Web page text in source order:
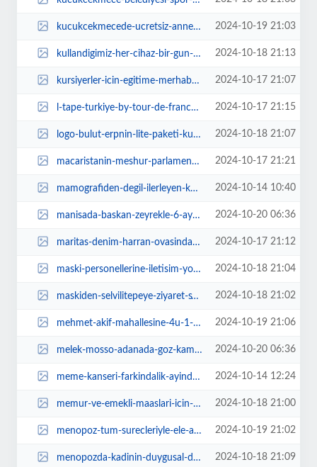
kucukcekmecede-ucretsiz-anne-taksi-hizmeti-basladi-9T5zRtkW.jpg 2024-10-19 21:03
kullandigimiz-her-cihaz-bir-gun-e-atik-olacak-KZs855sW.jpg 2024-10-18 21:13
kursiyerler-icin-egitime-merhaba-senligi-sJyCyWDV.jpg 2024-10-17 21:07
l-tape-turkiye-by-tour-de-france-kapsaminda-daha-yesil-bir-gelecek-icin-pedal... 2024-10-17 21:15
logo-bulut-erpnin-lite-paketi-kullanima-sunuldu-62ikS7kx.jpg 2024-10-18 21:07
macaristanin-meshur-parlamentosu-istanbulda-imNixSTf.jpg 2024-10-17 21:21
mamografiden-degil-ilerleyen-kanserden-korkulmali-XJka1njJ.jpg 2024-10-14 10:40
manisada-baskan-zeyrekle-6-ayda-buyuk-degisim-uajScpbN.webp 2024-10-20 06:36
maritas-denim-harran-ovasinda-ikinci-rejeneratif-pamuk-hasadini-gerceklestird... 2024-10-17 21:12
maski-personellerine-iletisim-yonetimi-egitimi-verildi-AG7UK8uP.jpg 2024-10-18 21:04
maskiden-selvilitepeye-ziyaret-sTcUn2bc.jpg 2024-10-18 21:02
mehmet-akif-mahallesine-4u-1-arada-hizmet-SwepMPF1.jpg 2024-10-19 21:06
melek-mosso-adanada-goz-kamastirdi-QJO4d7VB.webp 2024-10-20 06:36
meme-kanseri-farkindalik-ayinda-uzmanindan-uyarilar-C1875cTt.jpg 2024-10-14 12:24
memur-ve-emekli-maaslari-icin-zam-oranlari-ne-olacak-JPR25XJg.webp 2024-10-18 21:00
menopoz-tum-surecleriyle-ele-alindi-PvvnBRA9.jpg 2024-10-19 21:02
menopozda-kadinin-duygusal-destege-ihtiyaci-var-yxyrDZPw.jpg 2024-10-18 21:09